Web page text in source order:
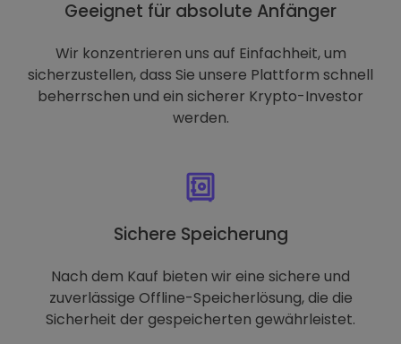
Geeignet für absolute Anfänger
Wir konzentrieren uns auf Einfachheit, um
sicherzustellen, dass Sie unsere Plattform schnell
beherrschen und ein sicherer Krypto-Investor
werden.
Sichere Speicherung
Nach dem Kauf bieten wir eine sichere und
zuverlässige Offline-Speicherlösung, die die
Sicherheit der gespeicherten gewährleistet.